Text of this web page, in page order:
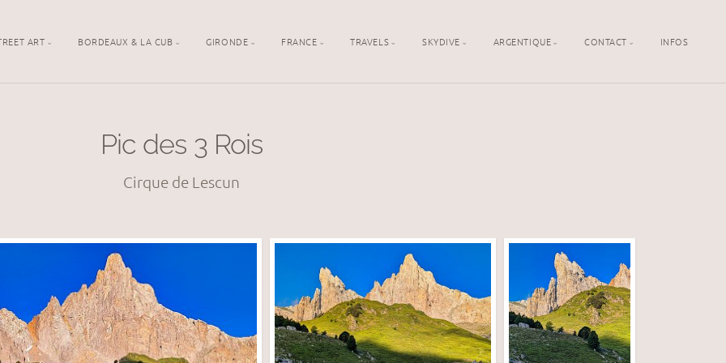
ART BORDEAUX & LA CUB GIRONDE FRANCE TRAVELS SKYDIVE ARGENTIQUE CONTACT INFOS
Pic des 3 Rois
Cirque de Lescun